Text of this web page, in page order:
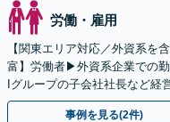
労働・雇用
【関東エリア対応／外資系を
富】労働者▶︎外資系企業での
Iグループの子会社社長など経
ート【米国公認会計士│英語対
事例を見る(2件)